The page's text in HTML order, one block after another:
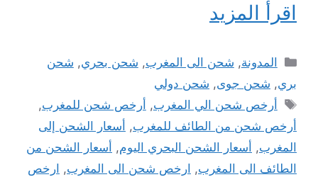
اقرأ المزيد
التصنيفات
المدونة, شحن الى المغرب, شحن بحري, شحن
بري, شحن جوى, شحن دولي
الوسوم
أرخص شحن الي المغرب, أرخص شحن للمغرب,
أرخص شحن من الطائف للمغرب, أسعار الشحن إلى
المغرب, أسعار الشحن البحري اليوم, أسعار الشحن من
الطائف الى المغرب, ارخص شحن الى المغرب, ارخص